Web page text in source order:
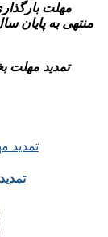
منتهی به پایان